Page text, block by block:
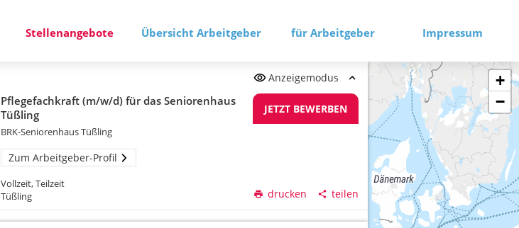
Stellenangebote Übersicht Arbeitgeber für Arbeitgeber Impressum
Anzeigemodus
Pflegefachkraft (m/w/d) für das Seniorenhaus
Tüßling
BRK-Seniorenhaus Tüßling
Zum Arbeitgeber-Profil
Vollzeit, Teilzeit
Tüßling
JETZT BEWERBEN
drucken teilen
+
−